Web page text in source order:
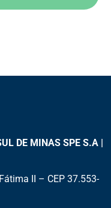
DE MINAS SPE S.A |
II – CEP 37.553-